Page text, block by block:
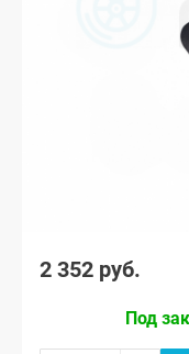
2 352 руб.
Под